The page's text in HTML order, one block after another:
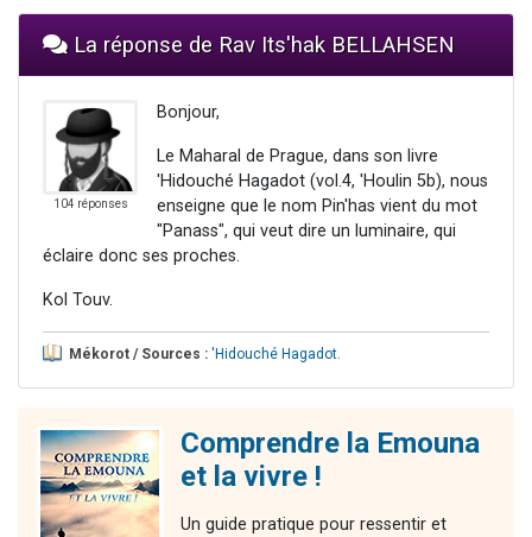
La réponse de Rav Its'hak BELLAHSEN
104 réponses
Bonjour,
Le Maharal de Prague, dans son livre
'Hidouché Hagadot (vol.4, 'Houlin 5b), nous
enseigne que le nom Pin'has vient du mot
"Panass", qui veut dire un luminaire, qui
éclaire donc ses proches.
Kol Touv.
Mékorot / Sources : 'Hidouché Hagadot.
Comprendre la Emouna
et la vivre !
Un guide pratique pour ressentir et